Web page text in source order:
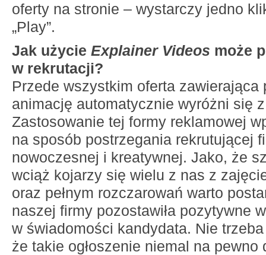
oferty na stronie – wystarczy jedno
„Play”.
Jak użycie Explainer Videos może
w rekrutacji?
Przede wszystkim oferta zawierająca
animację automatycznie wyróżni się
Zastosowanie tej formy reklamowej
na sposób postrzegania rekrutującej
nowoczesnej i kreatywnej. Jako, że
wciąż kojarzy się wielu z nas z
oraz pełnym rozczarowań warto
naszej firmy pozostawiła pozytywne
w świadomości kandydata. Nie
że takie ogłoszenie niemal na